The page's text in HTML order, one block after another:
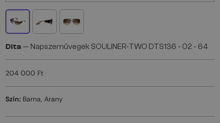
Dita — Napszemüvegek SOULINER-TWO DTS136 - 02 - 64
204 000 Ft
Szín: Barna, Arany